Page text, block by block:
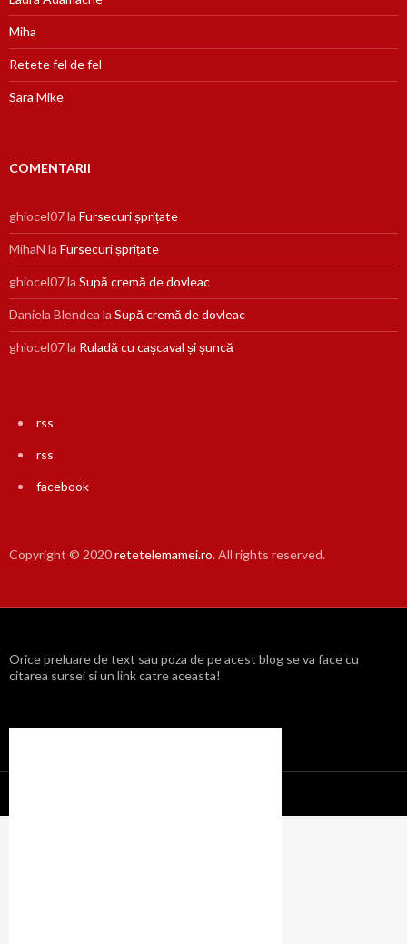
Miha
Retete fel de fel
Sara Mike
COMENTARII
ghiocel07la Fursecuri șprițate
MihaN la Fursecuri șprițate
ghiocel07la Supă cremă de dovleac
Daniela Blendea la Supă cremă de dovleac
ghiocel07la Ruladă cu cașcaval și șuncă
rss
rss
facebook
Copyright © 2020retetelemamei.ro. All rights reserved.
Orice preluare de text sau poza de pe acest blog se va face cu
citarea sursei si un link catre aceasta!